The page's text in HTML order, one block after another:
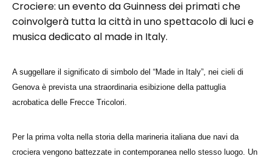
Crociere: un evento da Guinness dei primati che
coinvolgerà tutta la città in uno spettacolo di luci e
musica dedicato al made in Italy.
A suggellare il significato di simbolo del “Made in Italy”, nei cieli di
Genova è prevista una straordinaria esibizione della pattuglia
acrobatica delle Frecce Tricolori.
Per la prima volta nella storia della marineria italiana due navi da
crociera vengono battezzate in contemporanea nello stesso luogo. Un